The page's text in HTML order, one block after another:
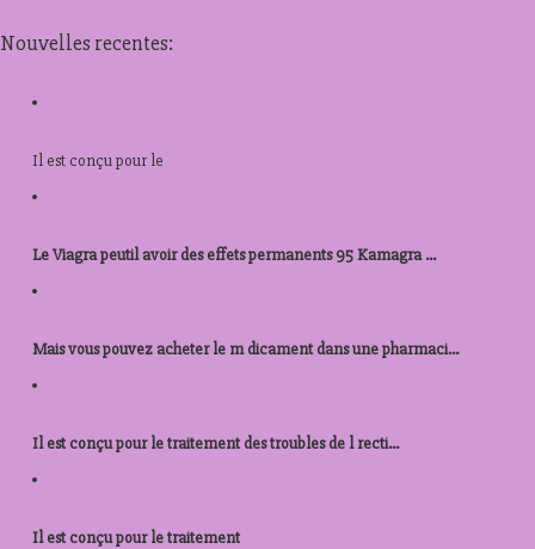
Nouvelles recentes:
Il est conçu pour le
Le Viagra peutil avoir des effets permanents 95 Kamagra ...
Mais vous pouvez acheter le m dicament dans une pharmaci...
Il est conçu pour le traitement des troubles de l recti...
Il est conçu pour letraitement